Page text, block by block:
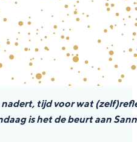
tijd voor wat
is het de beurt aan